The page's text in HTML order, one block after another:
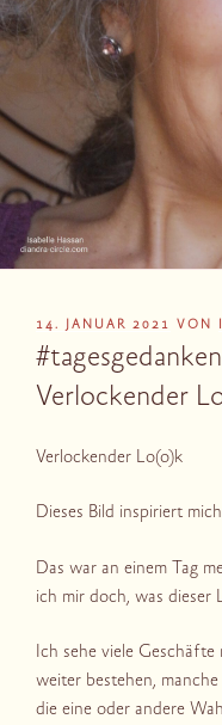
VERÖFFENTLICHT
AM
14. JANUAR 2021 VON
Verlockender
Verlockender Lo(o)k
Dieses Bild inspiriert
Das war an einem Tag
ich mir doch, was dieser
Ich sehe viele Geschäfte
weiter bestehen,
die eine oder andere